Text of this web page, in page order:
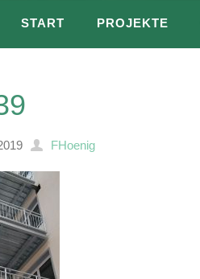
START PROJEKTE
FHoenig